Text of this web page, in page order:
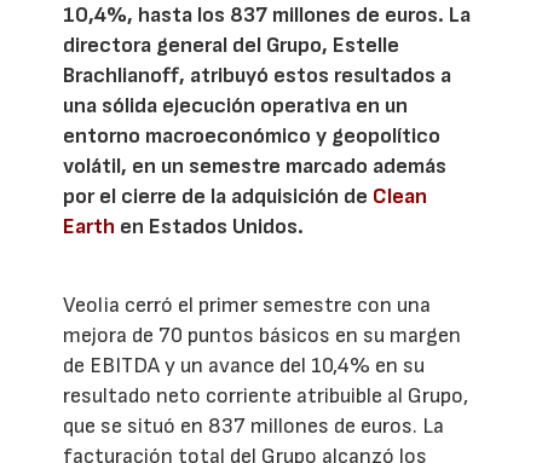
10,4%, hasta los 837 millones de euros. La
directora general del Grupo, Estelle
Brachlianoff, atribuyó estos resultados a
una sólida ejecución operativa en un
entorno macroeconómico y geopolítico
volátil, en un semestre marcado además
por el cierre de la adquisición de Clean
Earth en Estados Unidos.
Veolia cerró el primer semestre con una
mejora de 70 puntos básicos en su margen
de EBITDA y un avance del 10,4% en su
resultado neto corriente atribuible al Grupo,
que se situó en 837 millones de euros. La
facturación total del Grupo alcanzó los